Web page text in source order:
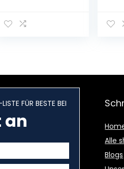
g / UV-Schutz /
FÜR BESTE BEI
an
Alle
Blogs